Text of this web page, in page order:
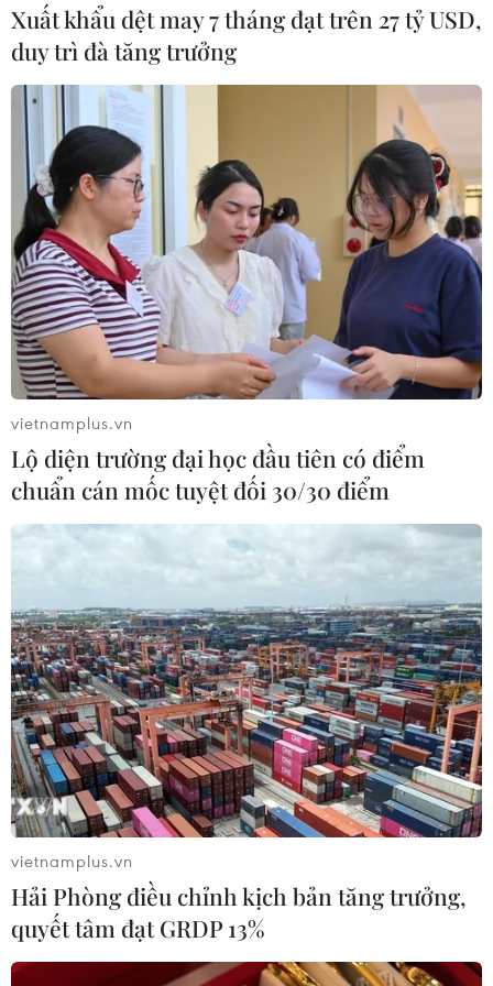
Xuất khẩu dệt may 7 tháng đạt trên 27 tỷ USD,
duy trì đà tăng trưởng
vietnamplus.vn
Lộ diện trường đại học đầu tiên có điểm
chuẩn cán mốc tuyệt đối 30/30 điểm
vietnamplus.vn
Hải Phòng điều chỉnh kịch bản tăng trưởng,
quyết tâm đạt GRDP 13%